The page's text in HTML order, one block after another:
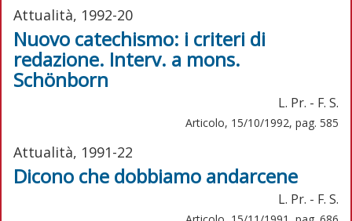
Attualità, 1992-20
Nuovo catechismo: i criteri di
redazione. Interv. a mons.
Schönborn
L. Pr. - F. S.
Articolo, 15/10/1992, pag. 585
Attualità, 1991-22
Dicono che dobbiamo andarcene
L. Pr. - F. S.